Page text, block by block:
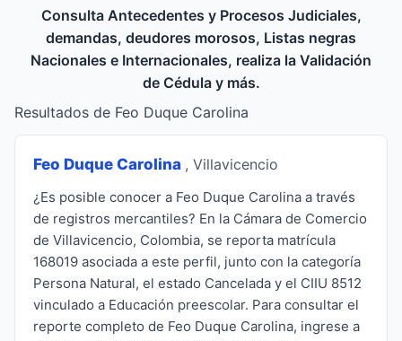
Consulta Antecedentes y Procesos Judiciales,
demandas, deudores morosos, Listas negras
Nacionales e Internacionales, realiza la Validación
de Cédula y más.
Resultados de Feo Duque Carolina
Feo Duque Carolina , Villavicencio
¿Es posible conocer a Feo Duque Carolina a través
de registros mercantiles? En la Cámara de Comercio
de Villavicencio, Colombia, se reporta matrícula
168019 asociada a este perfil, junto con la categoría
Persona Natural, el estado Cancelada y el CIIU 8512
vinculado a Educación preescolar. Para consultar el
reporte completo de Feo Duque Carolina, ingrese a